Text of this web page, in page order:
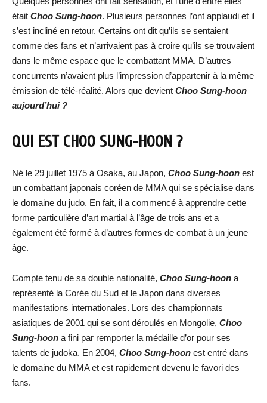
était Choo Sung-hoon. Plusieurs personnes l’ont applaudi et il
s’est incliné en retour. Certains ont dit qu’ils se sentaient
comme des fans et n’arrivaient pas à croire qu’ils se trouvaient
dans le même espace que le combattant MMA. D’autres
concurrents n’avaient plus l’impression d’appartenir à la même
émission de télé-réalité. Alors que devient Choo Sung-hoon
aujourd’hui ?
QUI EST CHOO SUNG-HOON ?
Né le 29 juillet 1975 à Osaka, au Japon, Choo Sung-hoon est
un combattant japonais coréen de MMA qui se spécialise dans
le domaine du judo. En fait, il a commencé à apprendre cette
forme particulière d’art martial à l’âge de trois ans et a
également été formé à d’autres formes de combat à un jeune
âge.
Compte tenu de sa double nationalité, Choo Sung-hoon a
représenté la Corée du Sud et le Japon dans diverses
manifestations internationales. Lors des championnats
asiatiques de 2001 qui se sont déroulés en Mongolie, Choo
Sung-hoon a fini par remporter la médaille d’or pour ses
talents de judoka. En 2004, Choo Sung-hoon est entré dans
le domaine du MMA et est rapidement devenu le favori des
fans.